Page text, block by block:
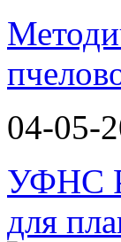
04-05-
УФНС
для